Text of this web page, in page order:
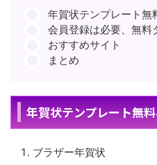
年賀状テンプレート無
会員登録は必要、無料
おすすめサイト
まとめ
年賀状テンプレート無
ブラザー年賀状